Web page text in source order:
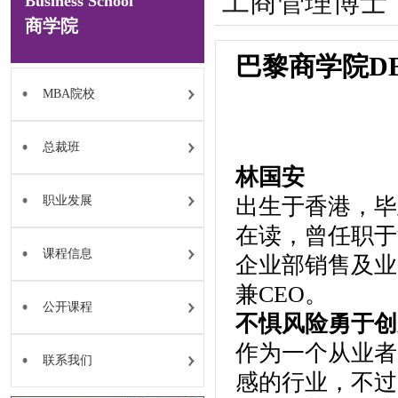
商学院
MBA院校
总裁班
职业发展
课程信息
公开课程
联系我们
巴黎商学院
林国安
出生于香港，
在读，曾任职
企业部销售及
兼CEO。
不惧风险勇于
作为一个从业
感的行业，不